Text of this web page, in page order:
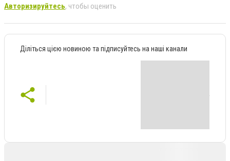
Авторизируйтесь, чтобы оценить
Діліться цією новиною та підписуйтесь на наші канали